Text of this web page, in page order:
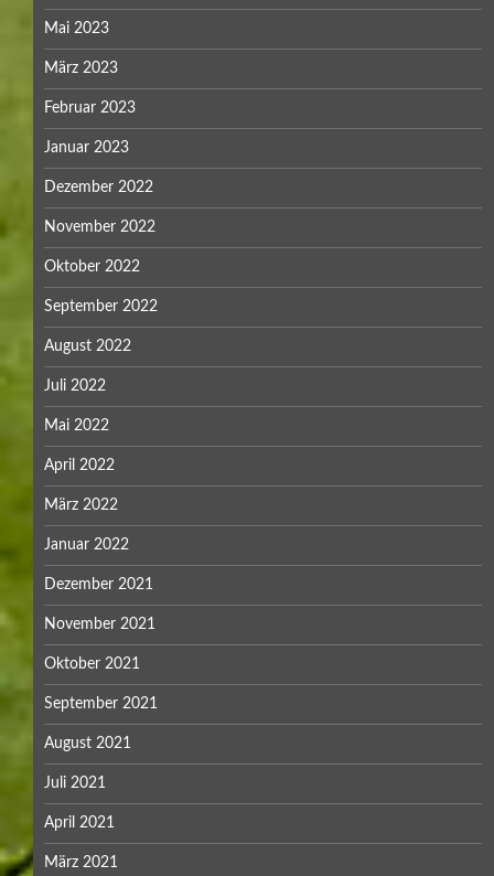
Mai 2023
März 2023
Februar 2023
Januar 2023
Dezember 2022
November 2022
Oktober 2022
September 2022
August 2022
Juli 2022
Mai 2022
April 2022
März 2022
Januar 2022
Dezember 2021
November 2021
Oktober 2021
September 2021
August 2021
Juli 2021
April 2021
März 2021